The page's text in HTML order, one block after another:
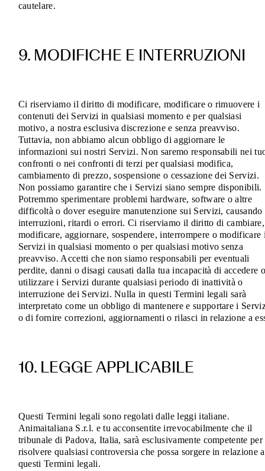
cautelare.
9. MODIFICHE E INTERRUZIONI
Ci riserviamo il diritto di modificare, modificare o rimuovere i
contenuti dei Servizi in qualsiasi momento e per qualsiasi
motivo, a nostra esclusiva discrezione e senza preavviso.
Tuttavia, non abbiamo alcun obbligo di aggiornare le
informazioni sui nostri Servizi. Non saremo responsabili nei
confronti o nei confronti di terzi per qualsiasi modifica,
cambiamento di prezzo, sospensione o cessazione dei Servizi.
Non possiamo garantire che i Servizi siano sempre disponibili.
Potremmo sperimentare problemi hardware, software o altre
difficoltà o dover eseguire manutenzione sui Servizi, causando
interruzioni, ritardi o errori. Ci riserviamo il diritto di cambiare,
modificare, aggiornare, sospendere, interrompere o modificare
Servizi in qualsiasi momento o per qualsiasi motivo senza
preavviso. Accetti che non siamo responsabili per eventuali
perdite, danni o disagi causati dalla tua incapacità di accedere o
utilizzare i Servizi durante qualsiasi periodo di inattività o
interruzione dei Servizi. Nulla in questi Termini legali sarà
interpretato come un obbligo di mantenere e supportare i
o di fornire correzioni, aggiornamenti o rilasci in relazione a
10. LEGGE APPLICABILE
Questi Termini legali sono regolati dalle leggi italiane.
Animaitaliana S.r.l. e tu acconsentite irrevocabilmente che il
tribunale di Padova, Italia, sarà esclusivamente competente per
risolvere qualsiasi controversia che possa sorgere in relazione a
questi Termini legali.